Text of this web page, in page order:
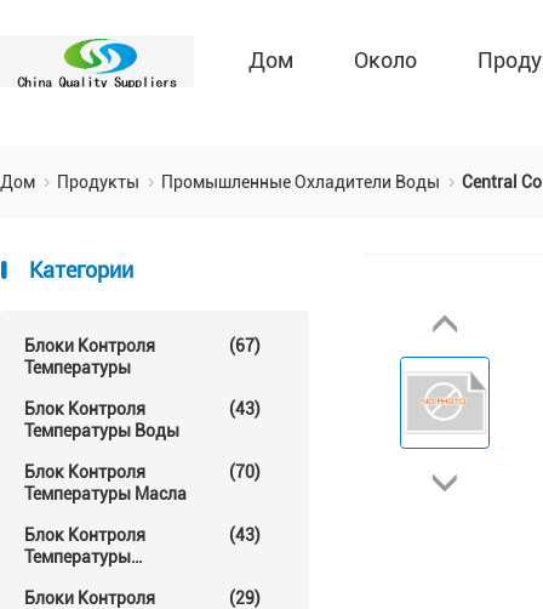
Дом Около
Дом Продукты Промышленные Охладители Воды Central
Категории
Блоки Контроля
Температуры
(67)
Блок Контроля
Температуры Воды
(43)
Блок Контроля
Температуры Масла
(70)
Блок Контроля
Температуры
(43)
Блоки Контроля
(29)